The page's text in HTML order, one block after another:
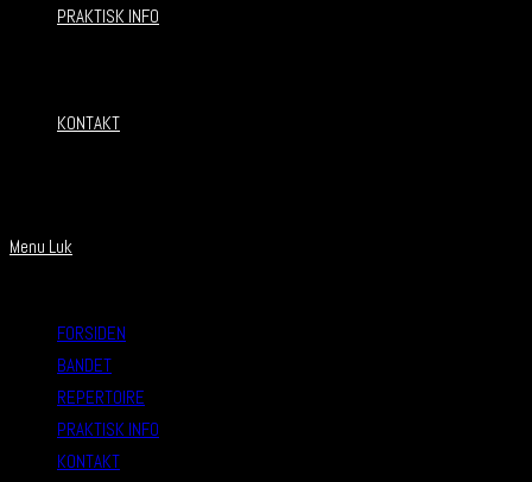
PRAKTISK INFO
KONTAKT
Menu Luk
FORSIDEN
BANDET
REPERTOIRE
PRAKTISK INFO
KONTAKT